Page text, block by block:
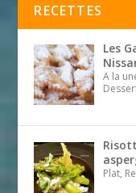
RECETTES
Les
A la
Plat,